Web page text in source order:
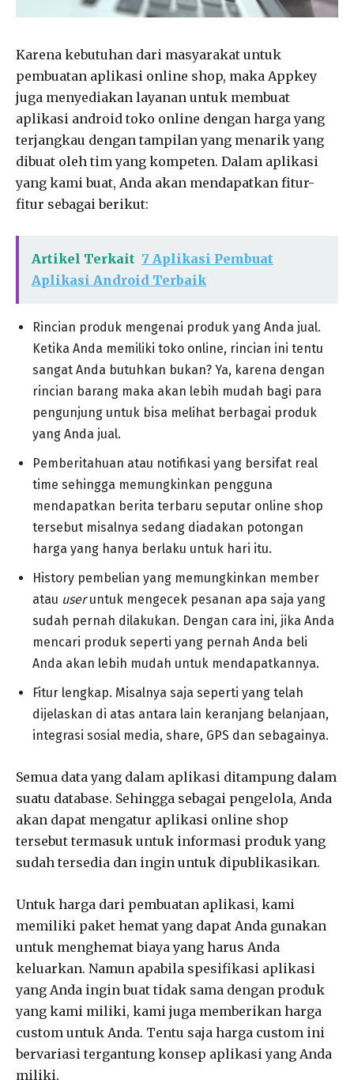
Karena kebutuhan dari masyarakat untuk
pembuatan aplikasi online shop, maka Appkey
juga menyediakan layanan untuk membuat
aplikasi android toko online dengan harga yang
terjangkau dengan tampilan yang menarik yang
dibuat oleh tim yang kompeten. Dalam aplikasi
yang kami buat, Anda akan mendapatkan fitur-
fitur sebagai berikut:
Artikel Terkait 7 Aplikasi Pembuat
Aplikasi Android Terbaik
Rincian produk mengenai produk yang Anda jual.
Ketika Anda memiliki toko online, rincian ini tentu
sangat Anda butuhkan bukan? Ya, karena dengan
rincian barang maka akan lebih mudah bagi para
pengunjung untuk bisa melihat berbagai produk
yang Anda jual.
Pemberitahuan atau notifikasi yang bersifat real
time sehingga memungkinkan pengguna
mendapatkan berita terbaru seputar online shop
tersebut misalnya sedang diadakan potongan
harga yang hanya berlaku untuk hari itu.
History pembelian yang memungkinkan member
atau useruntuk mengecek pesanan apa saja yang
sudah pernah dilakukan. Dengan cara ini, jika Anda
mencari produk seperti yang pernah Anda beli
Anda akan lebih mudah untuk mendapatkannya.
Fitur lengkap. Misalnya saja seperti yang telah
dijelaskan di atas antara lain keranjang belanjaan,
integrasi sosial media, share, GPS dan sebagainya.
Semua data yang dalam aplikasi ditampung dalam
suatu database. Sehingga sebagai pengelola, Anda
akan dapat mengatur aplikasi online shop
tersebut termasuk untuk informasi produk yang
sudah tersedia dan ingin untuk dipublikasikan.
Untuk harga dari pembuatan aplikasi, kami
memiliki paket hemat yang dapat Anda gunakan
untuk menghemat biaya yang harus Anda
keluarkan. Namun apabila spesifikasi aplikasi
yang Anda ingin buat tidak sama dengan produk
yang kami miliki, kami juga memberikan harga
custom untuk Anda. Tentu saja harga custom ini
bervariasi tergantung konsep aplikasi yang Anda
miliki.